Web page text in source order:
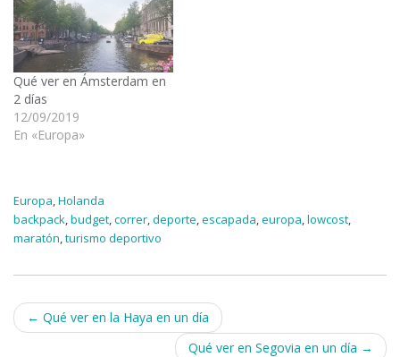
Qué ver en Ámsterdam en
2 días
12/09/2019
En «Europa»
Europa,Holanda
backpack,budget,correr,deporte,escapada,europa,lowcost,
maratón,turismo deportivo
Navegación
← Qué ver en la Haya en un día
Qué ver en Segovia en un día →